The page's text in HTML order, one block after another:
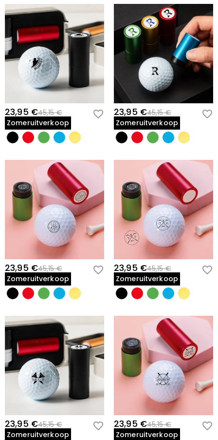
23,95 €45,15 €
Zomeruitverkoop
23,95 €45,15 €
Zomeruitverkoop
23,95 €45,15 €
Zomeruitverkoop
23,95 €45,15 €
Zomeruitverkoop
23,95 €45,15 €
Zomeruitverkoop
23,95 €45,15 €
Zomeruitverkoop